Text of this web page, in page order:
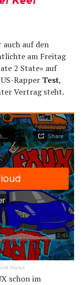
auch auf den
am Freitag
2 State» auf
Rapper Test,
Vertrag steht.
Styles
schon im